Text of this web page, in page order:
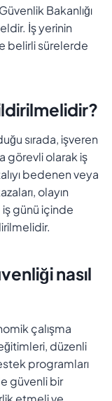
Bakanlığı
İş yerinin
belirli sürelerde
sırada, işveren
görevli olarak iş
bedenen veya
olayın
günü içinde
nasıl
çalışma
düzenli
programları
güvenli bir